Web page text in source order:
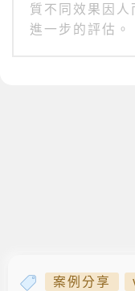
質不同效果因
進一步的評估。
案例分享